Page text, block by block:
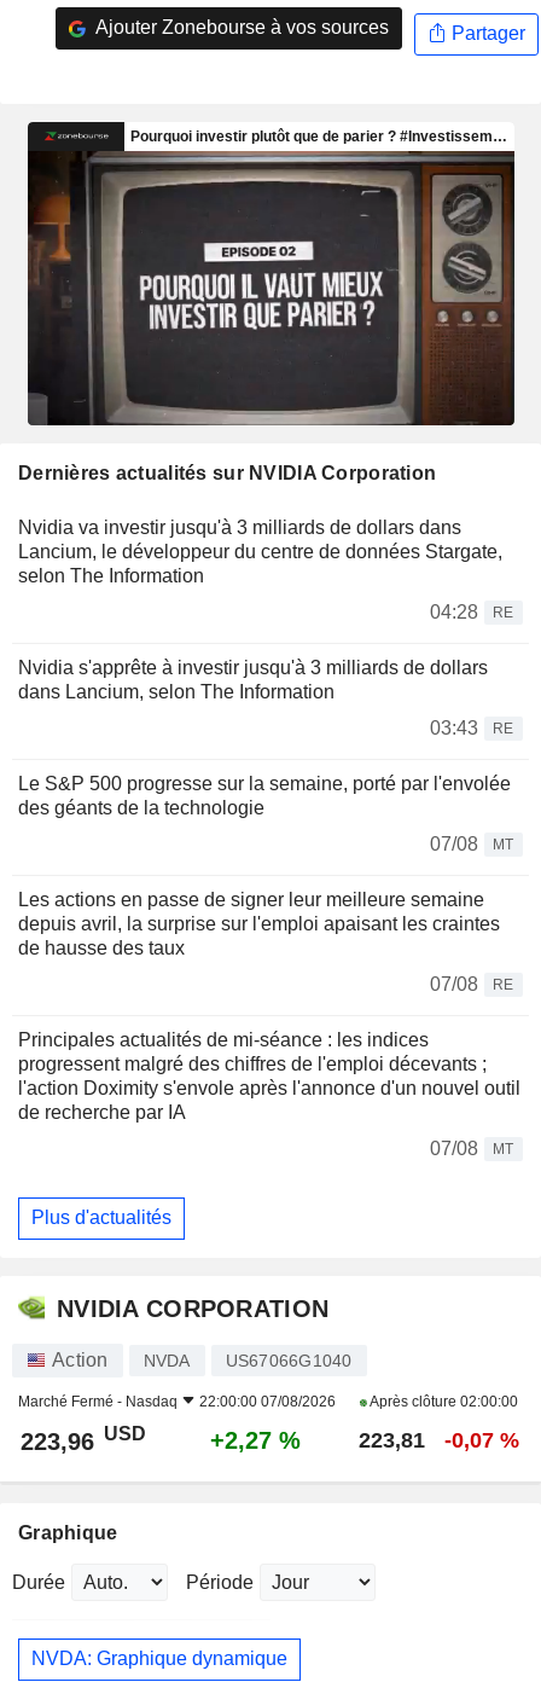
Ajouter Zonebourse à vos sources Partager
Dernières actualités sur NVIDIA Corporation
Nvidia va investir jusqu'à 3 milliards de dollars dans
Lancium, le développeur du centre de données Stargate,
selon The Information
04:28
RE
Nvidia s'apprête à investir jusqu'à 3 milliards de dollars
dans Lancium, selon The Information
03:43
RE
Le S&P 500 progresse sur la semaine, porté par l'envolée
des géants de la technologie
07/08
MT
Les actions en passe de signer leur meilleure semaine
depuis avril, la surprise sur l'emploi apaisant les craintes
de hausse des taux
07/08
RE
Principales actualités de mi-séance : les indices
progressent malgré des chiffres de l'emploi décevants ;
l'action Doximity s'envole après l'annonce d'un nouvel outil
de recherche par IA
07/08
MT
Plus d'actualités
NVIDIA CORPORATION
Action NVDA US67066G1040
Marché Fermé - Nasdaq 22:00:00 07/08/2026 Après clôture 02:00:00
223,96 USD +2,27 % 223,81 -0,07 %
Graphique
Durée Période
NVDA: Graphique dynamique